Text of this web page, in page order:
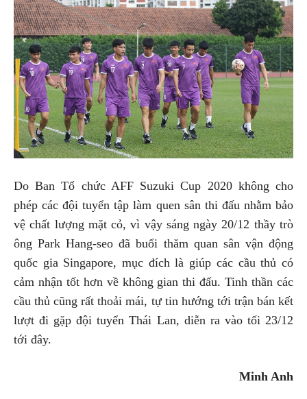
Do Ban Tổ chức AFF Suzuki Cup 2020 không cho
phép các đội tuyển tập làm quen sân thi đấu nhằm bảo
vệ chất lượng mặt cỏ, vì vậy sáng ngày 20/12 thầy trò
ông Park Hang-seo đã buổi thăm quan sân vận động
quốc gia Singapore, mục đích là giúp các cầu thủ có
cảm nhận tốt hơn về không gian thi đấu. Tinh thần các
cầu thủ cũng rất thoải mái, tự tin hướng tới trận bán kết
lượt đi gặp đội tuyển Thái Lan, diễn ra vào tối 23/12
tới đây.
Minh Anh